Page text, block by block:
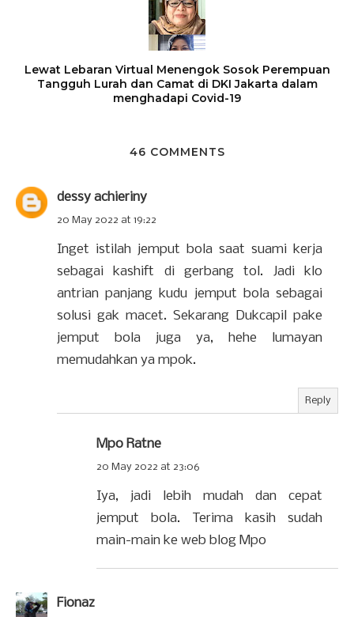
Lewat Lebaran Virtual Menengok Sosok Perempuan
Tangguh Lurah dan Camat di DKI Jakarta dalam
menghadapi Covid-19
46 COMMENTS
dessy achieriny
20 May 2022 at 19:22
Inget istilah jemput bola saat suami kerja
sebagai kashift di gerbang tol. Jadi klo
antrian panjang kudu jemput bola sebagai
solusi gak macet. Sekarang Dukcapil pake
jemput bola juga ya, hehe lumayan
memudahkan ya mpok.
Reply
Mpo Ratne
20 May 2022 at 23:06
Iya, jadi lebih mudah dan cepat
jemput bola. Terima kasih sudah
main-main ke web blog Mpo
Fionaz